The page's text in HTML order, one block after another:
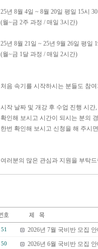
​25년 8월 4일 ~ 8월 20일 평일 15시
(월~금 2주 과정 / 매일 3시간)
​25년 8월 21일 ~ 25년 9월 26일 평일
(월~금 1달 과정 / 매일 2시간)
처음 속기를 시작하시는 분들도 참
시작 날짜 및 개강 후 수업 진행 시
확인해 보시고 시간이 되시는 분의
한번 확인해 보시고 신청을 해 주시
여러분의 많은 관심과 지원을 부탁
51 2026년 7월 국비반 모집
50 2026년 6월 국비반 모집